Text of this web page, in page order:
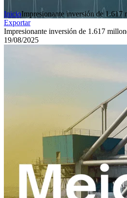
InicioImpresionante inversión de 1.617
Exportar
Impresionante inversión de 1.617
19/08/2025